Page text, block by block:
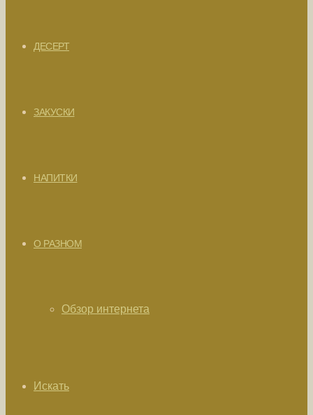
ДЕСЕРТ
ЗАКУСКИ
НАПИТКИ
О РАЗНОМ
Обзор интернета
Искать